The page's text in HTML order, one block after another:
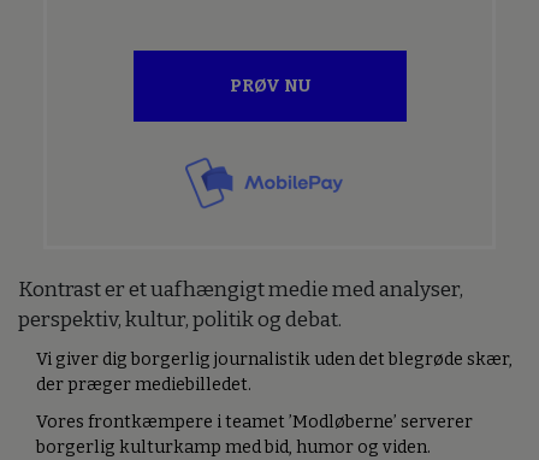
PRØV NU
Kontrast er et uafhængigt medie med analyser,
perspektiv, kultur, politik og debat.
Vi giver dig borgerlig journalistik uden det blegrøde skær,
der præger mediebilledet.
Vores frontkæmpere i teamet ’Modløberne’ serverer
borgerlig kulturkamp med bid, humor og viden.